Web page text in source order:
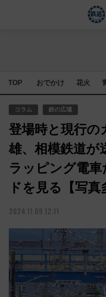
TOP おでかけ 花火
コラム 鉄の広場
登場時と現行の
雄、相模鉄道が
ラッピング電
ドを見る【写真
2024.11.09 12:11